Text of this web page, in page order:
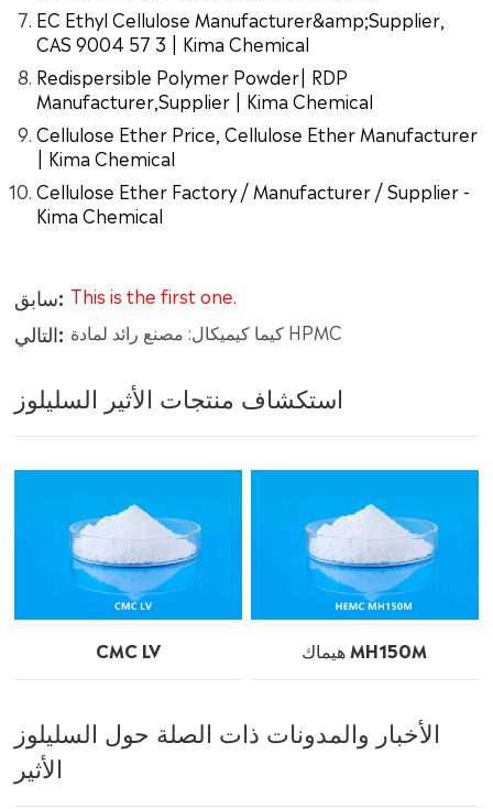
EC Ethyl Cellulose Manufacturer&amp;Supplier,
CAS 9004 57 3 | Kima Chemical
Redispersible Polymer Powder| RDP
Manufacturer,Supplier | Kima Chemical
Cellulose Ether Price, Cellulose Ether Manufacturer
| Kima Chemical
Cellulose Ether Factory / Manufacturer / Supplier -
Kima Chemical
سابق: This is the first one.
التالي: كيما كيميكال: مصنع رائد لمادة HPMC
استكشاف منتجات الأثير السليلوز
CMC LV هيماك MH150M
الأخبار والمدونات ذات الصلة حول السليلوز
الأثير